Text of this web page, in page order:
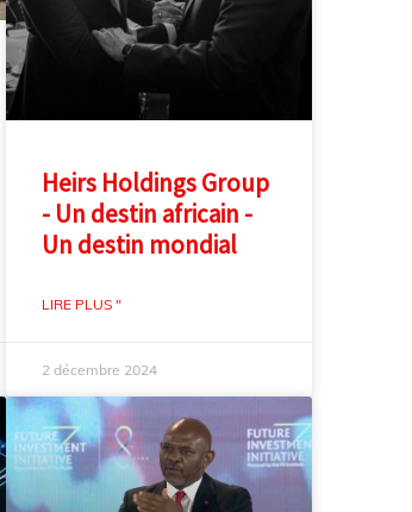
Heirs Holdings Group
- Un destin africain -
Un destin mondial
LIRE PLUS "
2 décembre 2024